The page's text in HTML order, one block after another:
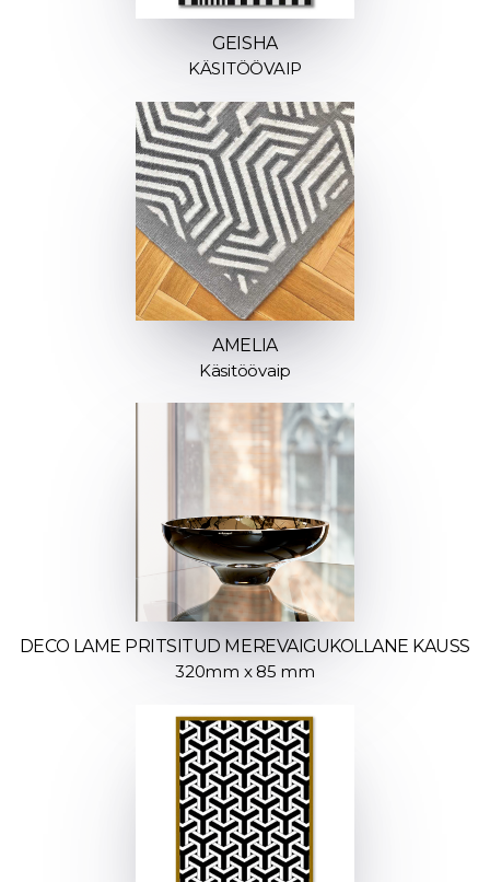
GEISHA
KÄSITÖÖVAIP
AMELIA
Käsitöövaip
DECO LAME PRITSITUD MEREVAIGUKOLLANE KAUSS
320mm x 85 mm